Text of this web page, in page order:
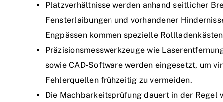
Platzverhältnisse werden anhand seitlicher
Fensterlaibungen und vorhandener
Engpässen kommen spezielle
Präzisionsmesswerkzeuge wie
sowie CAD‑Software werden eingesetzt, um
Fehlerquellen frühzeitig zu vermeiden.
Die Machbarkeitsprüfung dauert in der Regel